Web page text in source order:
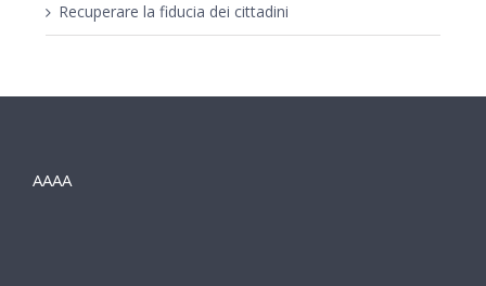
Recuperare la fiducia dei cittadini
AAAA